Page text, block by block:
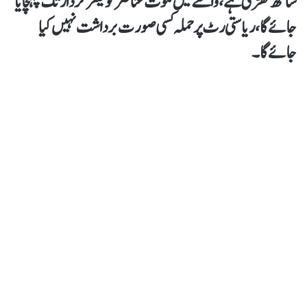
جائے گا،ریاستی رٹ پر حملہ کسی صورت برداشت نہیں کیا
جائے گا۔